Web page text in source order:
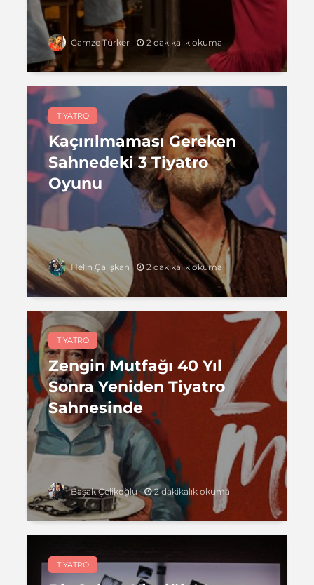
Gamze Türker 2 dakikalık okuma
TIYATRO
Kaçırılmaması Gereken
Sahnedeki 3 Tiyatro
Oyunu
Helin Çalışkan 2 dakikalık okuma
TIYATRO
Zengin Mutfağı 40 Yıl
Sonra Yeniden Tiyatro
Sahnesinde
Başak Çelikoğlu 2 dakikalık okuma
TIYATRO